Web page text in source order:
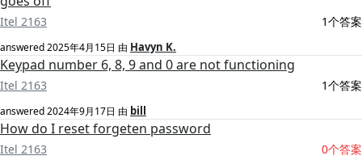
Itel 2163 1个答案
answered2025年4月15日 由 Havyn K.
Keypad number 6, 8, 9 and 0 are not functioning
Itel 2163 1个答案
answered2024年9月17日 由 bill
How do I reset forgeten password
Itel 2163 0个答案